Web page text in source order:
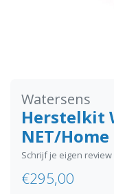
Watersens
Herstelkit
NET/
Schrijf je eigen review
€295,00